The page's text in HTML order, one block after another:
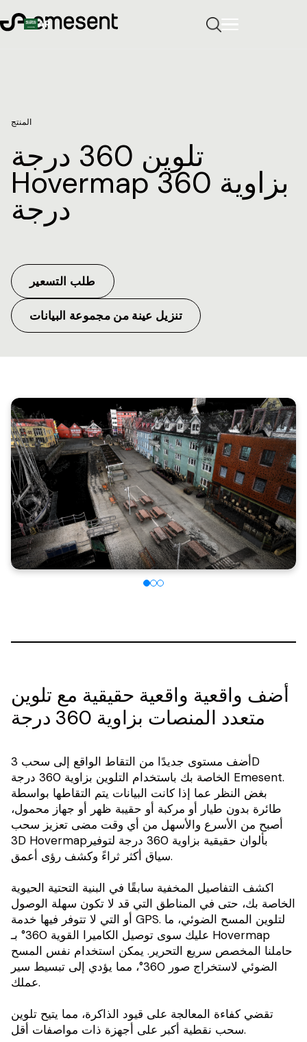
المنتج
تلوين 360 درجة
Hovermap بزاوية 360
درجة
طلب التسعير
تنزيل عينة من مجموعة البيانات
أضف واقعية واقعية حقيقية مع تلوين
متعدد المنصات بزاوية 360 درجة
أضف مستوى جديدًا من التقاط الواقع إلى سحب 3D
الخاصة بك باستخدام التلوين بزاوية 360 درجة Emesent.
بغض النظر عما إذا كانت البيانات يتم التقاطها بواسطة
طائرة بدون طيار أو مركبة أو حقيبة ظهر أو جهاز محمول،
أصبح من الأسرع والأسهل من أي وقت مضى تعزيز سحب
3D Hovermapبألوان حقيقية بزاوية 360 درجة لتوفير
سياق أكثر ثراءً وكشف رؤى أعمق.
اكشف التفاصيل المخفية سابقًا في البنية التحتية الحيوية
الخاصة بك، حتى في المناطق التي قد لا تكون سهلة الوصول
أو التي لا تتوفر فيها خدمة GPS. لتلوين المسح الضوئي، ما
عليك سوى توصيل الكاميرا القوية 360° بـ Hovermap
حاملنا المخصص سريع التحرير. يمكن استخدام نفس المسح
الضوئي لاستخراج صور 360°، مما يؤدي إلى تبسيط سير
عملك.
تقضي كفاءة المعالجة على قيود الذاكرة، مما يتيح تلوين
سحب نقطية أكبر على أجهزة ذات مواصفات أقل.
AR